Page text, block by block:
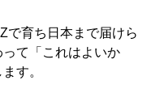
で育ち日本まで届けら
て「これはよいか
す。